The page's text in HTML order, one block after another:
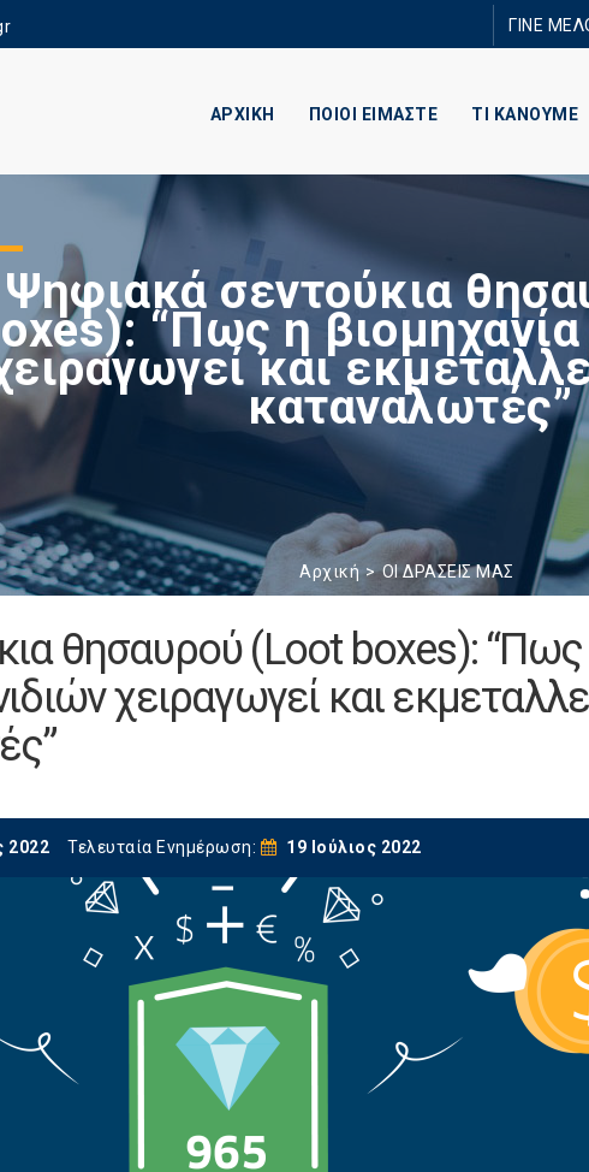
ΓΙΝΕ
ΑΡΧΙΚΗ ΠΟΙΟΙ ΕΙΜΑΣΤΕ ΤΙ ΚΑΝΟΥΜΕ
Ψηφιακά σεντούκια
“Πως η βιομηχανία
και
καταναλωτές”
Αρχική ΟΙ ΔΡΑΣΕΙΣ ΜΑΣ
θησαυρού (Loot boxes):
χειραγωγεί και
2022 Τελευταία Ενημέρωση: 19 Ιούλιος 2022